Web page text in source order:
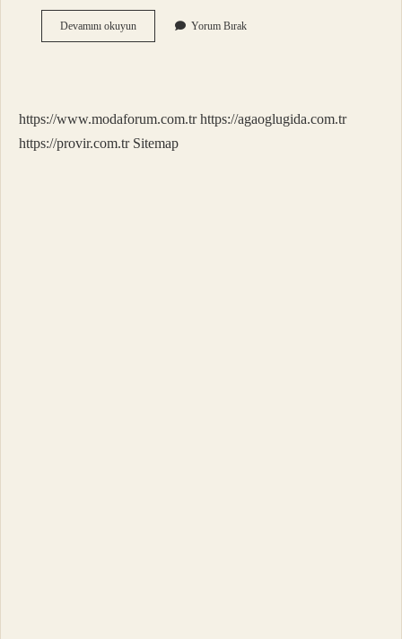
Devamını okuyunTbmm
Karşı
Yorum Bırak
https://www.modaforum.com.tr https://agaoglugida.com.tr
https://provir.com.tr Sitemap